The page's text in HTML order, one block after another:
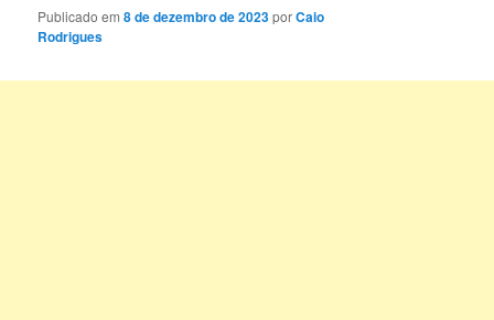
Publicado em8 de dezembro de 2023porCaio
Rodrigues